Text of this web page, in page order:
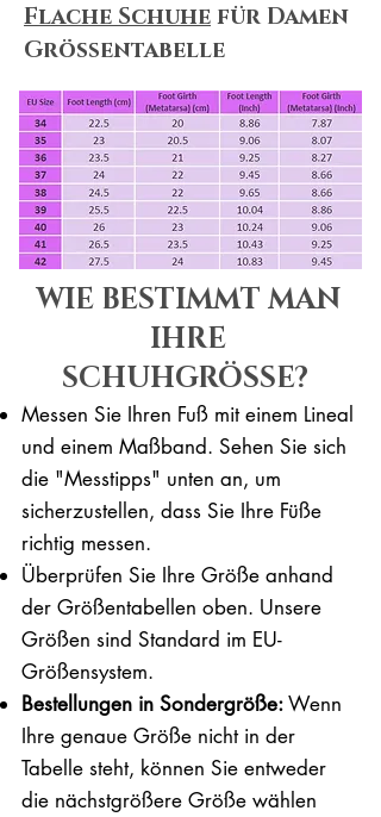
Flache Schuhe für Damen
Größentabelle
WIE BESTIMMT MAN
IHRE
SCHUHGRÖSSE?
Messen Sie Ihren Fuß mit einem Lineal
und einem Maßband. Sehen Sie sich
die "Messtipps" unten an, um
sicherzustellen, dass Sie Ihre Füße
richtig messen. ​​
Überprüfen Sie Ihre Größe anhand
der Größentabellen oben. Unsere
Größen sind Standard im EU-
Größensystem.
Bestellungen in Sondergröße:Wenn
Ihre genaue Größe nicht in der
Tabelle steht, können Sie entweder
die nächstgrößere Größe wählen